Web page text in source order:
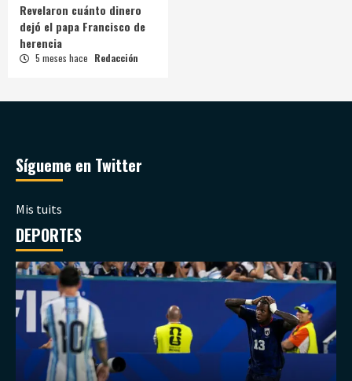
Revelaron cuánto dinero
dejó el papa Francisco de
herencia
5 meses hace Redacción
Sígueme en Twitter
Mis tuits
DEPORTES